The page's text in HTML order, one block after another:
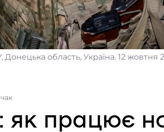
область, Україна. 12 жовтня
як працює